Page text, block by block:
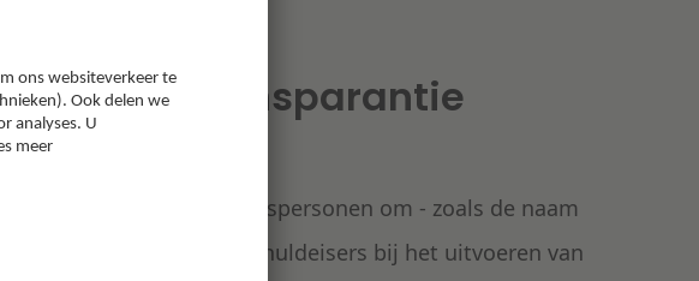
wet transparantie
verplicht rechtspersonen om - zoals de naam
te bieden aan schuldeisers bij het uitvoeren van